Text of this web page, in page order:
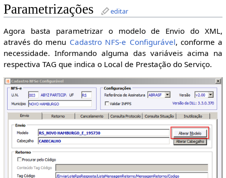
Parametrizações editar
Agora basta parametrizar o modelo de Envio do XML,
através do menu Cadastro NFS-e Configurável, conforme a
necessidade. Informando alguma das variáveis acima na
respectiva TAG que indica o Local de Prestação do Serviço.